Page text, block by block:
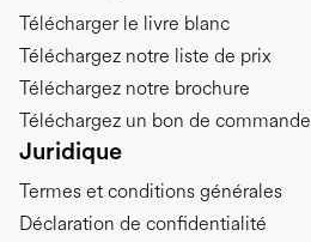
Télécharger le livre blanc
Téléchargez notre liste de prix
Téléchargez notre brochure
Téléchargez un bon de commande
Juridique
Termes et conditions générales
Déclaration de confidentialité